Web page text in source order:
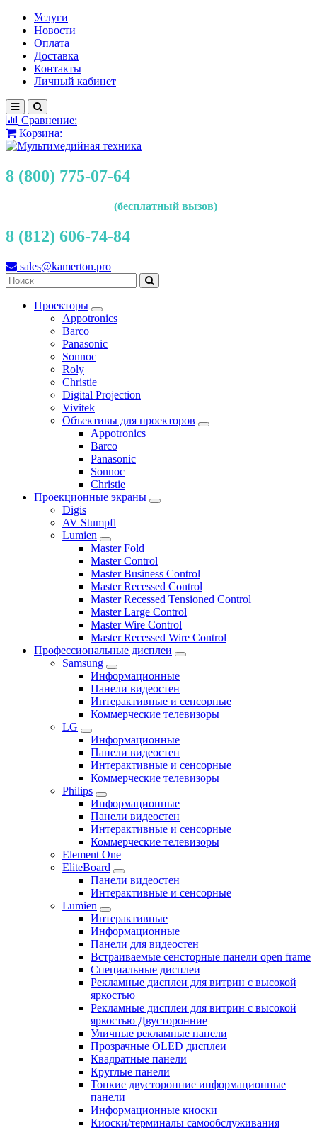
Услуги
Новости
Оплата
Доставка
Контакты
Личный кабинет
Сравнение:
Корзина:
8 (800) 775-07-64
(бесплатный вызов)
8 (812) 606-74-84
sales@kamerton.pro
Проекторы
Appotronics
Barco
Panasonic
Sonnoc
Roly
Christie
Digital Projection
Vivitek
Объективы для проекторов
Appotronics
Barco
Panasonic
Sonnoc
Сhristie
Проекционные экраны
Digis
AV Stumpfl
Lumien
Master Fold
Master Control
Master Business Control
Master Recessed Control
Master Recessed Tensioned Control
Master Large Control
Master Wire Control
Master Recessed Wire Control
Профессиональные дисплеи
Samsung
Информационные
Панели видеостен
Интерактивные и сенсорные
Коммерческие телевизоры
LG
Информационные
Панели видеостен
Интерактивные и сенсорные
Коммерческие телевизоры
Philips
Информационные
Панели видеостен
Интерактивные и сенсорные
Коммерческие телевизоры
Element One
EliteBoard
Панели видеостен
Интерактивные и сенсорные
Lumien
Интерактивные
Информационные
Панели для видеостен
Встраиваемые сенсторные панели open frame
Специальные дисплеи
Рекламные дисплеи для витрин с высокой
яркостью
Рекламные дисплеи для витрин с высокой
яркостью Двусторонние
Уличные рекламные панели
Прозрачные OLED дисплеи
Квадратные панели
Круглые панели
Тонкие двусторонние информационные
панели
Информационные киоски
Киоски/терминалы самообслуживания